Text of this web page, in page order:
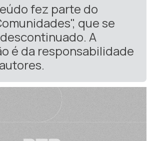
fez parte do
que se
A
é da responsabilidade